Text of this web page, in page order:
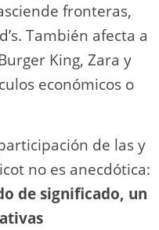
fronteras,
También afecta a
King, Zara y
económicos o
de las y
no es anecdótica:
de significado, un